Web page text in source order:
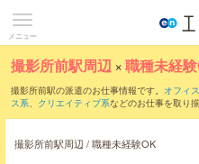
メニュー
撮影所前駅周辺 ×職種未経
撮影所前駅の派遣のお仕事情報です。 オフィ
ス系、 クリエイティブ系などのお仕事を取り
撮影所前駅周辺 / 職種未経験OK